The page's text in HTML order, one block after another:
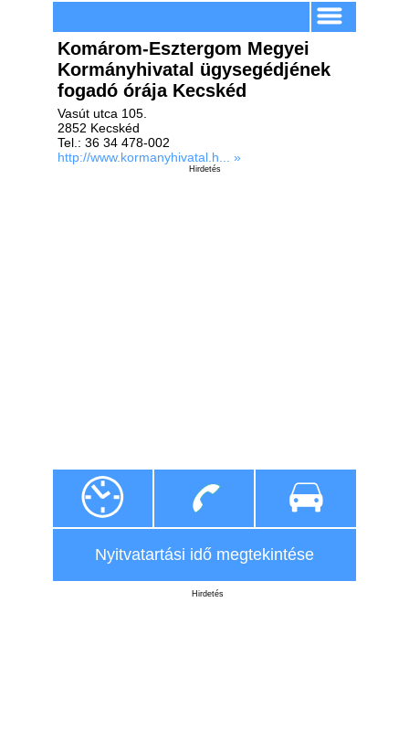
Komárom-Esztergom Megyei
Kormányhivatal ügysegédjének
fogadó órája Kecskéd
Vasút utca 105.
2852 Kecskéd
Tel.: 36 34 478-002
http://www.kormanyhivatal.h... »
Hirdetés
Nyitvatartási idő megtekintése
Hirdetés